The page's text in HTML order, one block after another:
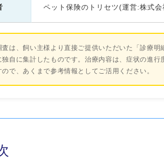
ペット保険のトリセツ(運営:株式
査は、飼い主様より直接ご提供いただいた「診療
独自に集計したものです。治療内容は、症状の進行
ので、あくまで参考情報としてご活用ください。